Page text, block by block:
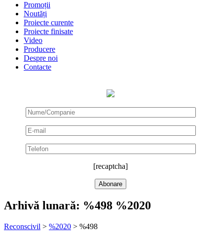
Promoții
Noutăți
Proiecte curente
Proiecte finisate
Video
Producere
Despre noi
Contacte
[recaptcha]
Arhivă lunară: %498 %2020
Reconscivil > %2020 > %498